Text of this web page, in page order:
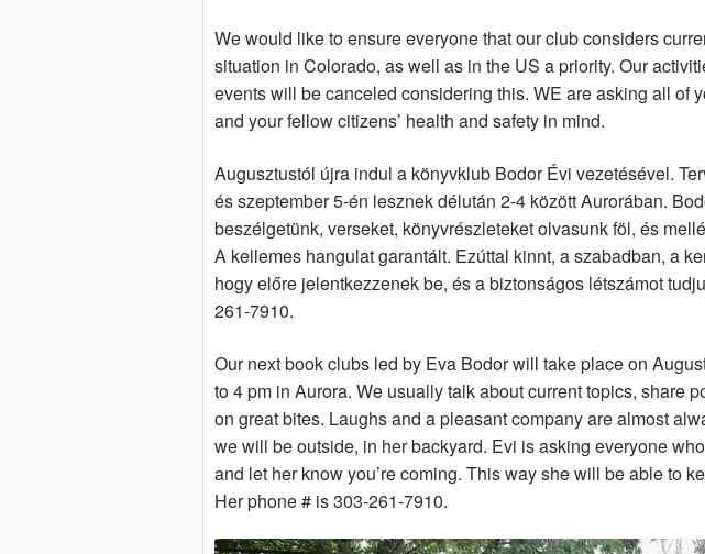
We would like to ensure everyone that our club considers
situation in Colorado, as well as in the US a priority. Our
events will be canceled considering this. WE are asking all of
and your fellow citizens’ health and safety in mind.
Augusztustól újra indul a könyvklub Bodor Évi vezetésével.
és szeptember 5-én lesznek délután 2-4 között Aurorában.
beszélgetünk, verseket, könyvrészleteket olvasunk föl, és
A kellemes hangulat garantált. Ezúttal kinnt, a szabadban, a
hogy előre jelentkezzenek be, és a biztonságos létszámot
261-7910.
Our next book clubs led by Eva Bodor will take place on
to 4 pm in Aurora. We usually talk about current topics, share
on great bites. Laughs and a pleasant company are almost
we will be outside, in her backyard. Evi is asking everyone
and let her know you’re coming. This way she will be able to
Her phone # is 303-261-7910.